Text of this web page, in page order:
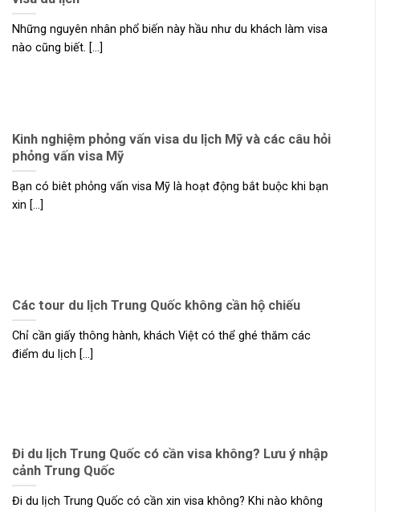
Những nguyên nhân phổ biến này hầu như du khách làm visa
nào cũng biết. [...]
Kinh nghiệm phỏng vấn visa du lịch Mỹ và các câu hỏi
phỏng vấn visa Mỹ
Bạn có biêt phỏng vấn visa Mỹ là hoạt động bắt buộc khi bạn
xin [...]
Các tour du lịch Trung Quốc không cần hộ chiếu
Chỉ cần giấy thông hành, khách Việt có thể ghé thăm các
điểm du lịch [...]
Đi du lịch Trung Quốc có cần visa không? Lưu ý nhập
cảnh Trung Quốc
Đi du lịch Trung Quốc có cần xin visa không? Khi nào không